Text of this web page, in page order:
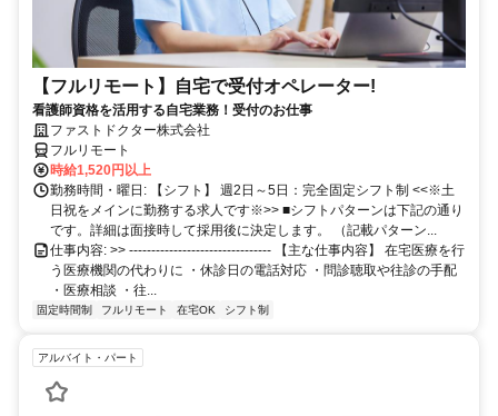
【フルリモート】自宅で受付オペレーター!
看護師資格を活用する自宅業務！受付のお仕事
ファストドクター株式会社
フルリモート
時給1,520円以上
勤務時間・曜日: 【シフト】 週2日～5日：完全固定シフト制 <<※土
日祝をメインに勤務する求人です※>> ■シフトパターンは下記の通り
です。詳細は面接時して採用後に決定します。 （記載パターン...
仕事内容: >> -------------------------------- 【主な仕事内容】 在宅医療を行
う医療機関の代わりに ・休診日の電話対応 ・問診聴取や往診の手配
・医療相談 ・往...
固定時間制 フルリモート 在宅OK シフト制
アルバイト・パート